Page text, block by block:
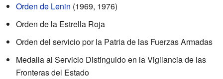
Orden de Lenin (1969, 1976)
Orden de la Estrella Roja
Orden del servicio por la Patria de las Fuerzas Armadas
Medalla al Servicio Distinguido en la Vigilancia de las
Fronteras del Estado